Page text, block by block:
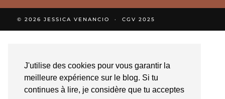
J'utilise des cookies pour vous garantir la
meilleure expérience sur le blog. Si tu
continues à lire, je considère que tu acceptes
© 2026 JESSICA VENANCIO CGV 2025